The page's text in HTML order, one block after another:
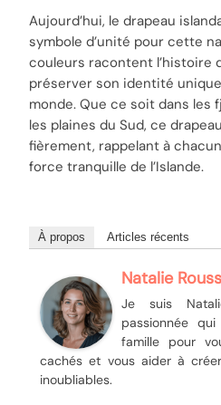
Aujourd’hui, le drapeau
symbole d’unité pour cette
couleurs racontent l’histoire
préserver son identité
monde. Que ce soit dans les
les plaines du Sud, ce
fièrement, rappelant à
force tranquille de l’Islande.
À propos Articles récents
Natalie
Je suis
passionnée
famille pour
cachés et vous aider à
inoubliables.